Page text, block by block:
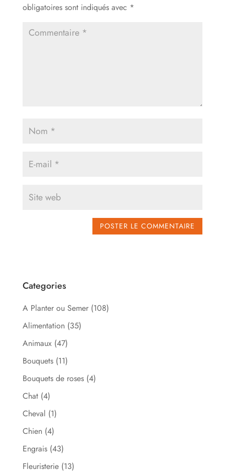
obligatoires sont indiqués avec *
Categories
A Planter ou Semer (108)
Alimentation (35)
Animaux (47)
Bouquets (11)
Bouquets de roses (4)
Chat (4)
Cheval (1)
Chien (4)
Engrais (43)
Fleuristerie (13)